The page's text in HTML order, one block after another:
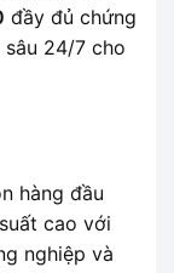
đầy đủ chứng
24/7 cho
hàng đầu
cao với
nghiệp và